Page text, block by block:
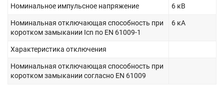
Номинальное импульсное напряжение 6 кВ
Номинальная отключающая способность при
коротком замыкании Icn по EN 61009-1
6 кА
Характеристика отключения
Номинальная отключающая способность при
коротком замыкании согласно EN 61009